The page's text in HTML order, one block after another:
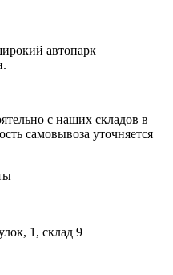
автопарк
с наших складов в
самовывоза уточняется
1, склад 9